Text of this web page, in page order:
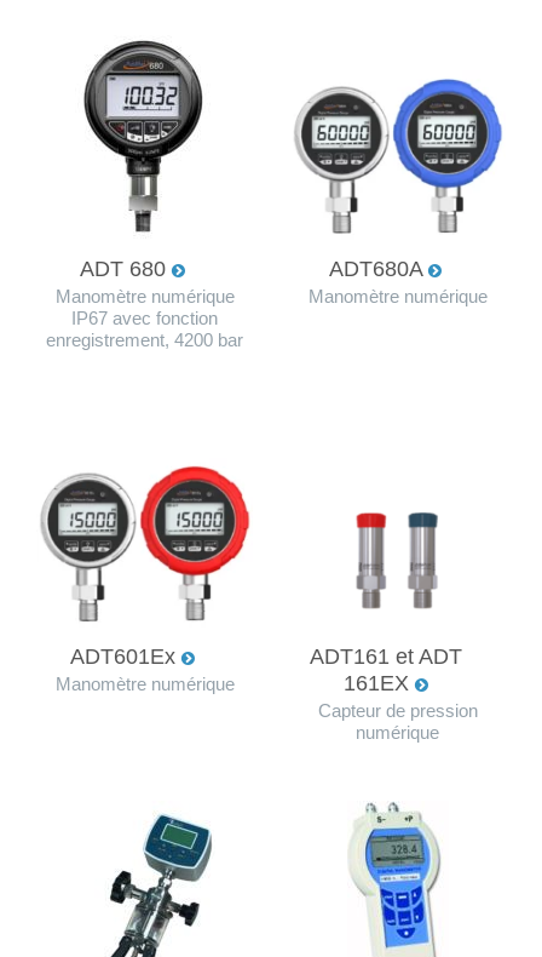
ADT 680
Manomètre numérique
IP67 avec fonction
enregistrement, 4200 bar
ADT680A
Manomètre numérique
ADT601Ex
Manomètre numérique
ADT161 et ADT
161EX
Capteur de pression
numérique